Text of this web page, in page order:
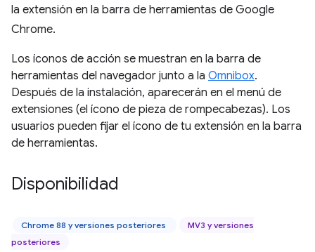
la extensión en la barra de herramientas de Google
Chrome.
Los íconos de acción se muestran en la barra de
herramientas del navegador junto a la Omnibox.
Después de la instalación, aparecerán en el menú de
extensiones (el ícono de pieza de rompecabezas). Los
usuarios pueden fijar el ícono de tu extensión en la barra
de herramientas.
Disponibilidad
Chrome 88 y versiones posteriores
MV3 y versiones
posteriores